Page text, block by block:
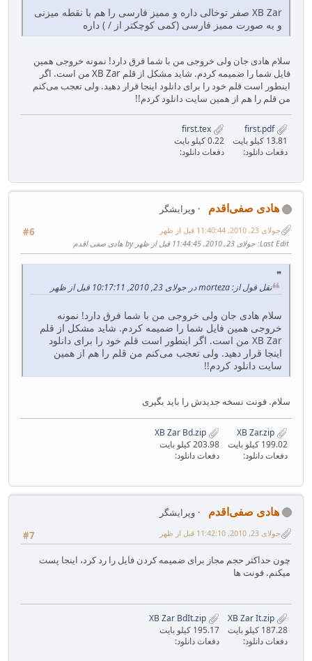
XB Zar صفر توخالی داره و ممیز فارسی را هم با نقطه میزنی
و به صورت ممیز فارسی (کمی کوچکتر از / ) داره
سلام هادی جان ولی خروجی من با شما فرق دارد! نمونه خروجی همین
فایل شما را ضمیمه کردم. شاید مشکل از قلم XB Zar من است. اگر
اینطور است قلم خود را برای دانلود اینجا قرار دهید. ولی تعجب می‌کنم
من قلم را هم از همین سایت دانلود کردم!!
first.pdf
13.81 کیلو بایت
دفعات دانلود:
0.22 کیلو بایت
دفعات دانلود:
هادی صفی‌اقدم
ویرایشگر
#6
جولای 23, 2010, 11:40:44 قبل از ظهر
Last Edit: جولای 23, 2010, 11:44:45 قبل از ظهر by هادی صفی اقدم
نقل قول از: morteza در جولای 23, 2010, 10:17:11 قبل از ظهر
سلام هادی جان ولی خروجی من با شما فرق دارد! نمونه
خروجی همین فایل شما را ضمیمه کردم. شاید مشکل از قلم
XB Zar من است. اگر اینطور است قلم خود را برای دانلود
اینجا قرار دهید. ولی تعجب می‌کنم من قلم را هم از همین
سایت دانلود کردم!!
سلام. فونت نسخه جدیدش را باید بگیری
199.02 کیلو بایت
دفعات دانلود:
203.98 کیلو بایت
دفعات دانلود:
هادی صفی‌اقدم
ویرایشگر
#7
جولای 23, 2010, 11:42:10 قبل از ظهر
چون حداکثر حجم مجاز برای ضمیمه کردن فایل را رد کرد، اینجا پست
میکنم. فونت ها
187.28 کیلو بایت
دفعات دانلود:
195.17 کیلو بایت
دفعات دانلود: